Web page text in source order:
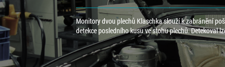
Monitory dvou plechů Klaschka slouží k zabránění
detekce posledního kusu ve stohu plechů. Detekoval